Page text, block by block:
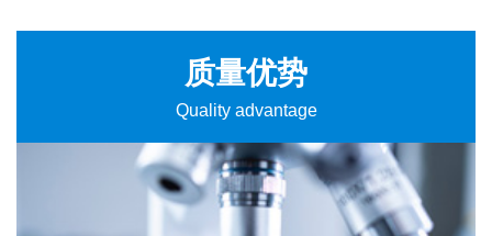
质量优势
Quality advantage